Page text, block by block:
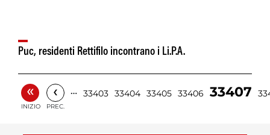
Puc, residenti Rettifilo incontrano i Li.P.A.
«
INIZIO
‹
PREC.
… 33403 33404 33405 33406 33407